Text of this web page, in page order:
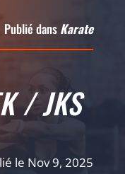
Publié dans Karate
/ JKS
le Nov 9, 2025